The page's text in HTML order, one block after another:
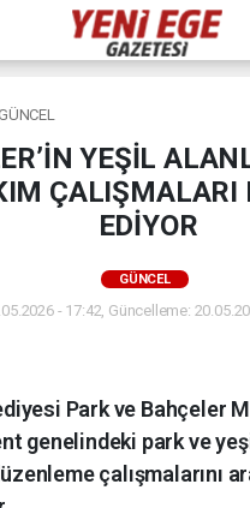
YEŞİL
ÇALIŞMALARI
EDİYOR
GÜNCEL
- 17:42, Güncelleme:
Park ve Bahçeler
genelindeki park ve
çalışmalarını